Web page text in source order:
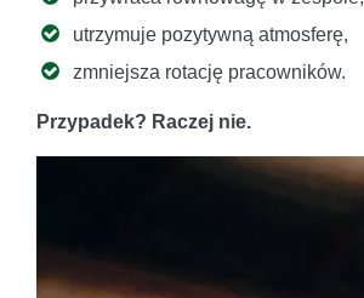
utrzymuje pozytywną atmosferę,
zmniejsza rotację pracowników.
Przypadek? Raczej nie.